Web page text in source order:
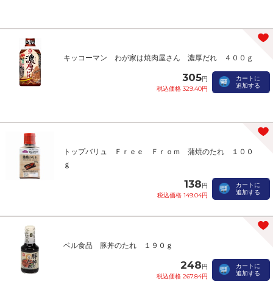
キッコーマン わが家は焼肉屋さん 濃厚だれ ４００ｇ
305円
税込価格 329.40円
カートに
追加する
トップバリュ Ｆｒｅｅ Ｆｒｏｍ 蒲焼のたれ １００
ｇ
138円
税込価格 149.04円
カートに
追加する
ベル食品 豚丼のたれ １９０ｇ
248円
税込価格 267.84円
カートに
追加する